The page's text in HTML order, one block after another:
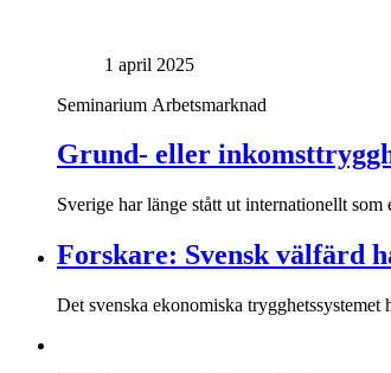
1 april 2025
Seminarium Arbetsmarknad
Grund- eller
Sverige har länge stått ut internationellt
Forskare: Svensk välfärd
Det svenska ekonomiska